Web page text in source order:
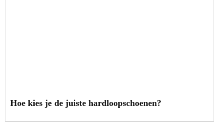
Hoe kies je de juiste hardloopschoenen?